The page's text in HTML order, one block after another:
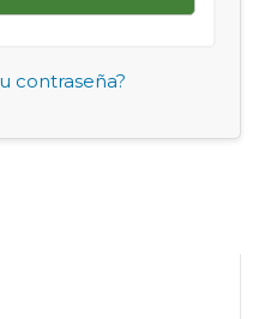
contraseña?